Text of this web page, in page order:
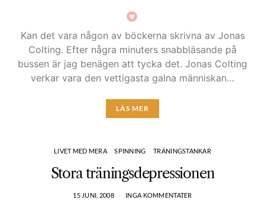
Kan det vara någon av böckerna skrivna av Jonas
Colting. Efter några minuters snabbläsande på
bussen är jag benägen att tycka det. Jonas Colting
verkar vara den vettigasta galna människan…
LÄS MER
LIVET MED MERA SPINNING TRÄNINGSTANKAR
Stora träningsdepressionen
15 JUNI, 2008 INGA KOMMENTATER